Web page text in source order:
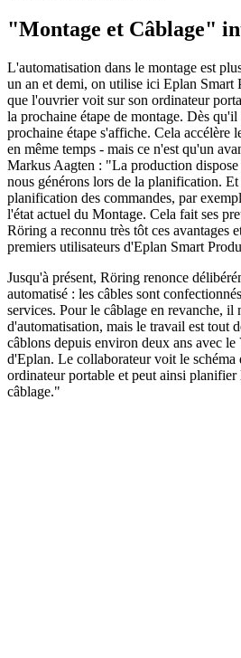
"Montage et Câblage"
L'automatisation dans le montage est
un an et demi, on utilise ici Eplan Smart
que l'ouvrier voit sur son ordinateur
la prochaine étape de montage. Dès
prochaine étape s'affiche. Cela accélère
en même temps - mais ce n'est qu'un
Markus Aagten : "La production dispose
nous générons lors de la planification. Et
planification des commandes, par
l'état actuel du Montage. Cela fait ses
Röring a reconnu très tôt ces avantages
premiers utilisateurs d'Eplan Smart
Jusqu'à présent, Röring renonce
automatisé : les câbles sont
services. Pour le câblage en revanche, il
d'automatisation, mais le travail est tout
câblons depuis environ deux ans avec
d'Eplan. Le collaborateur voit le schéma
ordinateur portable et peut ainsi planifier
câblage."